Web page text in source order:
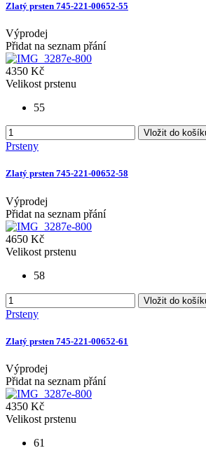
Zlatý prsten 745-221-00652-55
Výprodej
Přidat na seznam přání
4350 Kč
Velikost prstenu
55
Vložit do
Prsteny
Zlatý prsten 745-221-00652-58
Výprodej
Přidat na seznam přání
4650 Kč
Velikost prstenu
58
Vložit do
Prsteny
Zlatý prsten 745-221-00652-61
Výprodej
Přidat na seznam přání
4350 Kč
Velikost prstenu
61